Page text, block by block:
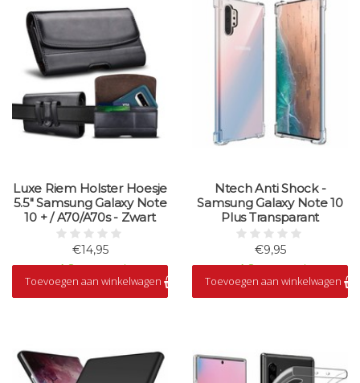
Luxe Riem Holster Hoesje
5.5" Samsung Galaxy Note
10 + / A70/A70s - Zwart
€14,95
Op voorraad
Toevoegen aan winkelwagen
Ntech Anti Shock -
Samsung Galaxy Note 10
Plus Transparant
€9,95
Op voorraad
Toevoegen aan winkelwagen